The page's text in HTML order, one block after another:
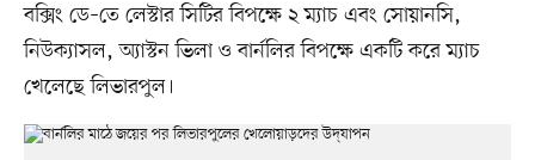
বক্সিং ডে–তে লেস্টার সিটির বিপক্ষে ২ ম্যাচ এবং সোয়ানসি,
নিউক্যাসল, অ্যাস্টন ভিলা ও বার্নলির বিপক্ষে একটি করে ম্যাচ
খেলেছে লিভারপুল।